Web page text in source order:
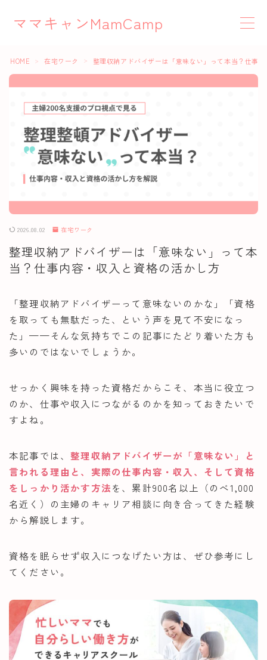
ママキャンMamCamp
お役立ち情報
クラウドソーシング
YouTube
Webライティング
Canva活用
HOME ＞ 在宅ワーク ＞ 整理収納アドバイザーは「意味ない」って本当？仕事
2026.08.02 在宅ワーク
整理収納アドバイザーは「意味ない」って本
当？仕事内容・収入と資格の活かし方
「整理収納アドバイザーって意味ないのかな」「資格
を取っても無駄だった、という声を見て不安になっ
た」——そんな気持ちでこの記事にたどり着いた方も
多いのではないでしょうか。
せっかく興味を持った資格だからこそ、本当に役立つ
のか、仕事や収入につながるのかを知っておきたいで
すよね。
本記事では、整理収納アドバイザーが「意味ない」と
言われる理由と、実際の仕事内容・収入、そして資格
をしっかり活かす方法を、累計900名以上（のべ1,000
名近く）の主婦のキャリア相談に向き合ってきた経験
から解説します。
資格を眠らせず収入につなげたい方は、ぜひ参考にし
てください。